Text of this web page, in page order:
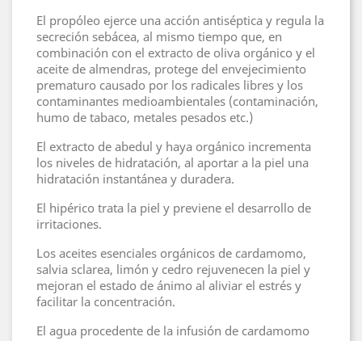
El propóleo ejerce una acción antiséptica y regula la
secreción sebácea, al mismo tiempo que, en
combinación con el extracto de oliva orgánico y el
aceite de almendras, protege del envejecimiento
prematuro causado por los radicales libres y los
contaminantes medioambientales (contaminación,
humo de tabaco, metales pesados etc.)
El extracto de abedul y haya orgánico incrementa
los niveles de hidratación, al aportar a la piel una
hidratación instantánea y duradera.
El hipérico trata la piel y previene el desarrollo de
irritaciones.
Los aceites esenciales orgánicos de cardamomo,
salvia sclarea, limón y cedro rejuvenecen la piel y
mejoran el estado de ánimo al aliviar el estrés y
facilitar la concentración.
El agua procedente de la infusión de cardamomo